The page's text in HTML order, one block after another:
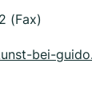
(Fax)
bei-